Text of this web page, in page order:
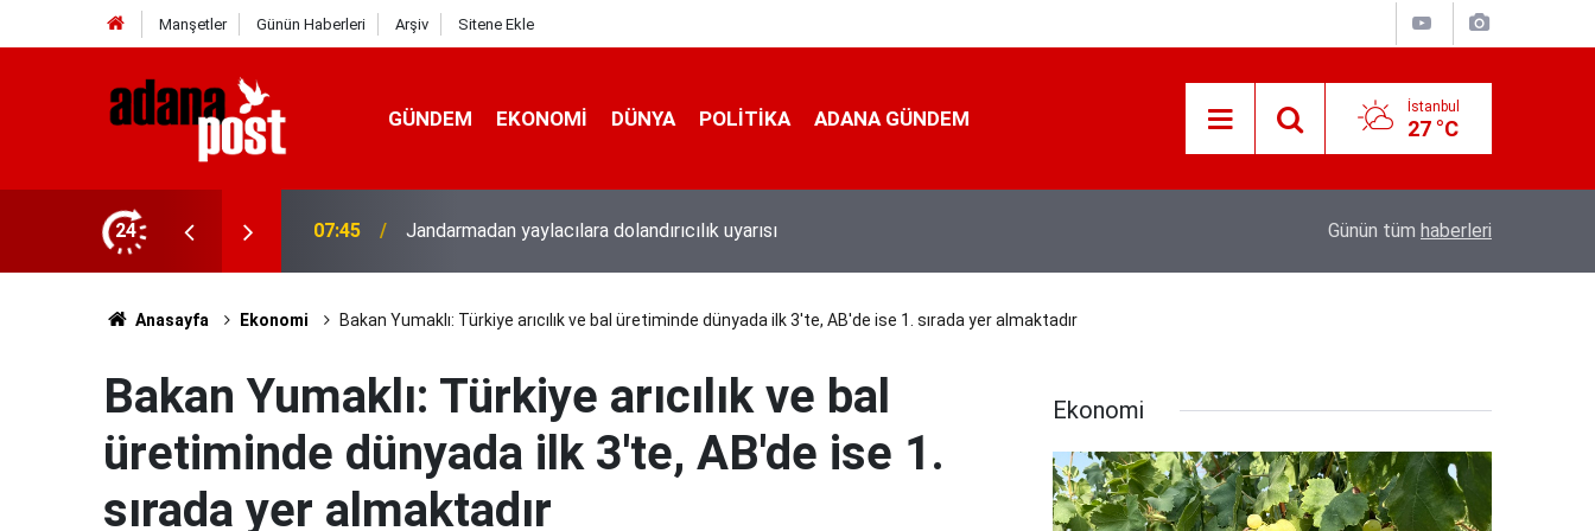
Manşetler Günün Haberleri Arşiv Sitene Ekle
GÜNDEM EKONOMI DÜNYA POLİTİKA ADANA GÜNDEM İstanbul
27 °C
24 07:26 Fenerbahçe, avantaj elde etti Bosna-Hersek'ten hareket eden "Filistin
Günün tüm haberleri
Anasayfa Ekonomi Bakan Yumaklı: Türkiye arıcılık ve bal üretiminde dünyada ilk 3'te, AB'de ise 1. sırada yer almaktadır
Bakan Yumaklı: Türkiye arıcılık ve bal
üretiminde dünyada ilk 3'te, AB'de ise 1.
sırada yer almaktadır
Ekonomi